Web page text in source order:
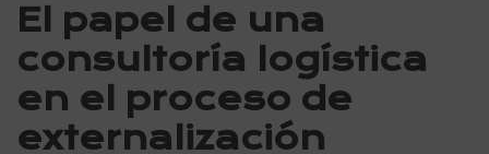
El papel de una
consultoría logística
en el proceso de
externalización